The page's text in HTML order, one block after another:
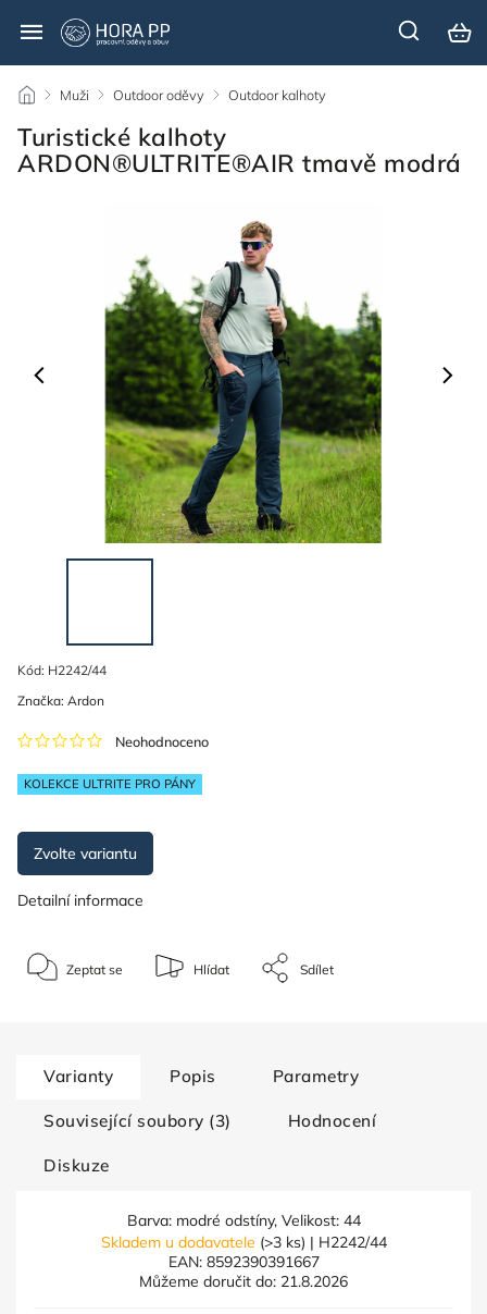
/ Muži / Outdoor oděvy / Outdoor kalhoty
Turistické kalhoty
ARDON®ULTRITE®AIR tmavě modrá
Kód: H2242/44
KOLEKCE ULTRITE PRO PÁNY
Neohodnoceno
Značka: Ardon
Zvolte variantu
Detailní informace
Zeptat se Hlídat Sdílet
Varianty Popis Parametry
Související soubory (3) Hodnocení
Diskuze
Barva: modré odstíny, Velikost: 44
Skladem u dodavatele (>3 ks) | H2242/44
EAN: 8592390391667
Můžeme doručit do: 21.8.2026